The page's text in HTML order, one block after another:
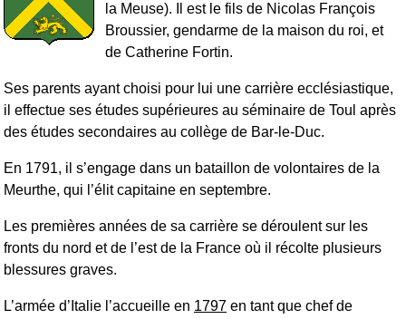
la Meuse). Il est le fils de Nicolas François
Broussier, gendarme de la maison du roi, et
de Catherine Fortin.
Ses parents ayant choisi pour lui une carrière ecclésiastique,
il effectue ses études supérieures au séminaire de Toul après
des études secondaires au collège de Bar-le-Duc.
En 1791, il s’engage dans un bataillon de volontaires de la
Meurthe, qui l’élit capitaine en septembre.
Les premières années de sa carrière se déroulent sur les
fronts du nord et de l’est de la France où il récolte plusieurs
blessures graves.
L’armée d’Italie l’accueille en 1797 en tant que chef de